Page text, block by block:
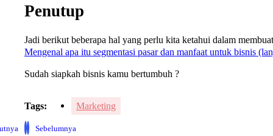
Penutup
Jadi berikut beberapa hal yang perlu kita ketahui dalam
Mengenal apa itu segmentasi pasar dan manfaat untuk bisnis
Sudah siapkah bisnis kamu bertumbuh ?
Tags: Marketing
Sebelumnya